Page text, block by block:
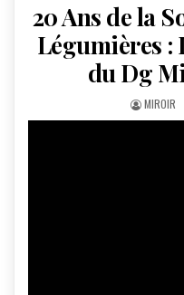
20 Ans de la
Légumières :
du Dg
AUTHOR:
MIROIR